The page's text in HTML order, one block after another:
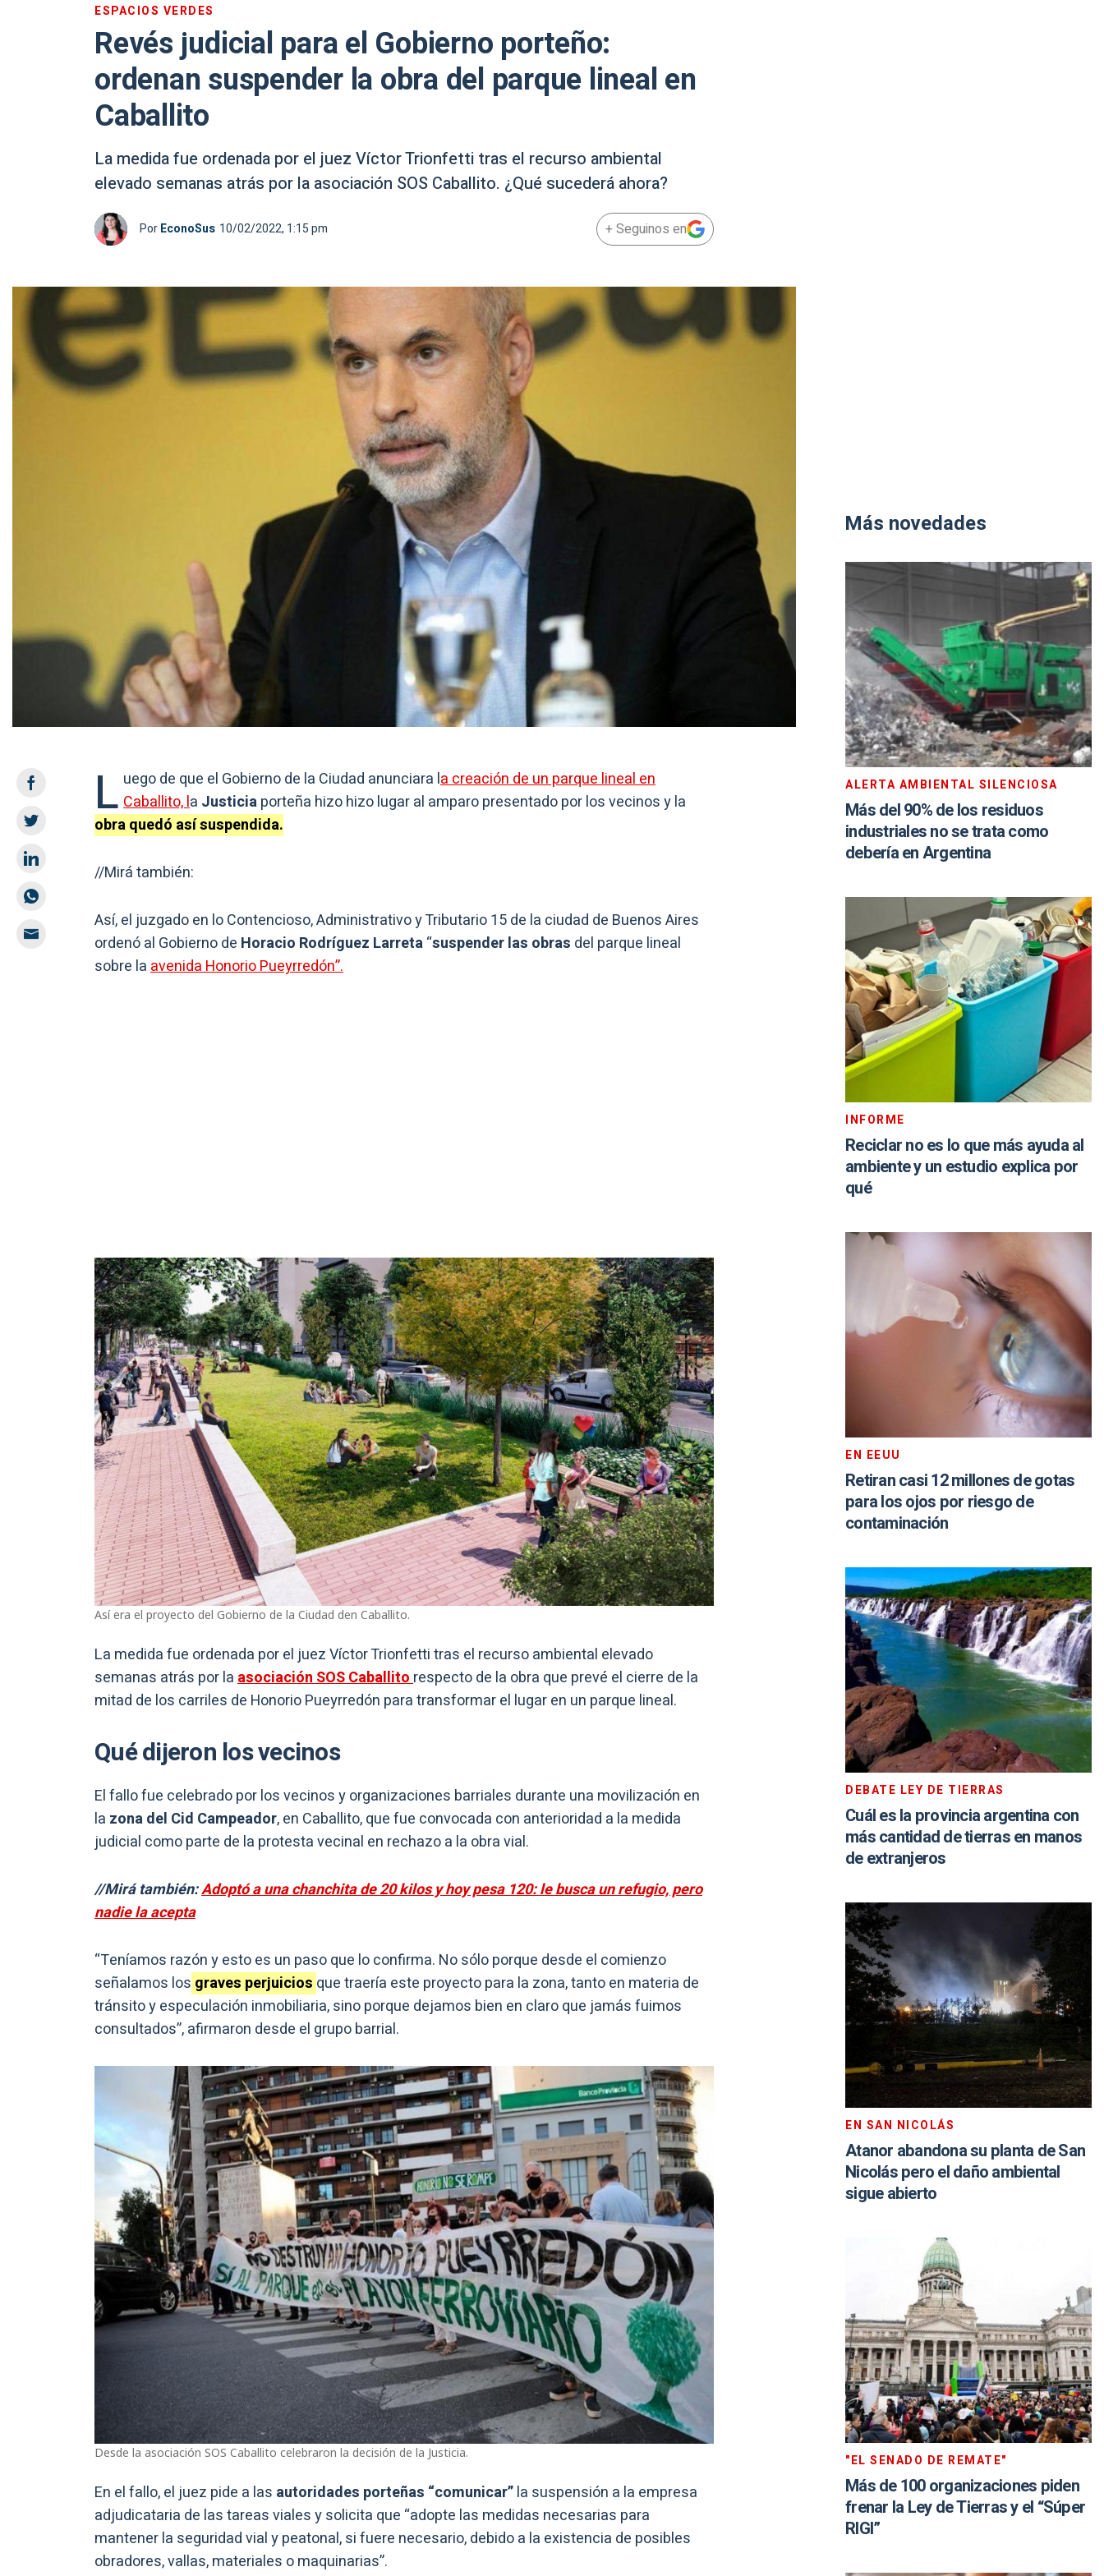
ESPACIOS VERDES
Revés judicial para el Gobierno porteño:
ordenan suspender la obra del parque lineal en
Caballito
La medida fue ordenada por el juez Víctor Trionfetti tras el recurso ambiental
elevado semanas atrás por la asociación SOS Caballito. ¿Qué sucederá ahora?
PorEconoSus 10/02/2022, 1:15 pm + Seguinos en
L uego de que el Gobierno de la Ciudad anunciara la creación de un parque lineal en
Caballito, la Justiciaporteña hizo hizo lugar al amparo presentado por los vecinos y la
obra quedó así suspendida.
//Mirá también:
Así, el juzgado en lo Contencioso, Administrativo y Tributario 15 de la ciudad de Buenos Aires
ordenó al Gobierno de Horacio Rodríguez Larreta“suspender las obras del parque lineal
sobre laavenida Honorio Pueyrredón”.
Así era el proyecto del Gobierno de la Ciudad den Caballito.
La medida fue ordenada por el juez Víctor Trionfetti tras el recurso ambiental elevado
semanas atrás por laasociación SOS Caballitorespecto de la obra que prevé el cierre de la
mitad de los carriles de Honorio Pueyrredón para transformar el lugar en un parque lineal.
Qué dijeron los vecinos
El fallo fue celebrado por los vecinos y organizaciones barriales durante una movilización en
la zona del Cid Campeador, en Caballito, que fue convocada con anterioridad a la medida
judicial como parte de la protesta vecinal en rechazo a la obra vial.
//Mirá también:Adoptó a una chanchita de 20 kilos y hoy pesa 120: le busca un refugio, pero
nadie la acepta
“Teníamos razón y esto es un paso que lo confirma. No sólo porque desde el comienzo
señalamos los graves perjuicios que traería este proyecto para la zona, tanto en materia de
tránsito y especulación inmobiliaria, sino porque dejamos bien en claro que jamás fuimos
consultados”, afirmaron desde el grupo barrial.
Desde la asociación SOS Caballito celebraron la decisión de la Justicia.
En el fallo, el juez pide a las autoridades porteñas “comunicar”la suspensión a la empresa
adjudicataria de las tareas viales y solicita que “adopte las medidas necesarias para
mantener la seguridad vial y peatonal, si fuere necesario, debido a la existencia de posibles
obradores, vallas, materiales o maquinarias”.
Más novedades
ALERTA AMBIENTAL SILENCIOSA
Más del 90% de los residuos
industriales no se trata como
debería en Argentina
INFORME
Reciclar no es lo que más ayuda al
ambiente y un estudio explica por
qué
EN EEUU
Retiran casi 12 millones de gotas
para los ojos por riesgo de
contaminación
DEBATE LEY DE TIERRAS
Cuál es la provincia argentina con
más cantidad de tierras en manos
de extranjeros
EN SAN NICOLÁS
Atanor abandona su planta de San
Nicolás pero el daño ambiental
sigue abierto
"EL SENADO DE REMATE"
Más de 100 organizaciones piden
frenar la Ley de Tierras y el “Súper
RIGI”